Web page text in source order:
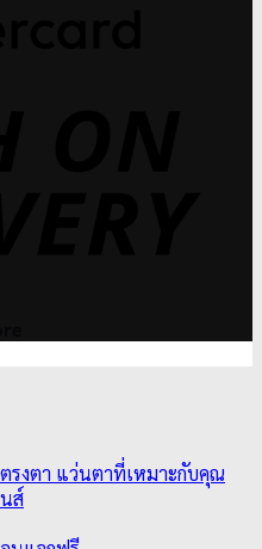
รงตา แว่นตาที่เหมาะกับคุณ
ส์